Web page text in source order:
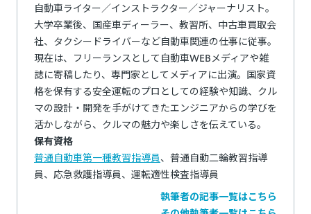
自動車ライター／インストラクター／ジャーナリスト。
大学卒業後、国産車ディーラー、教習所、中古車買取会
社、タクシードライバーなど自動車関連の仕事に従事。
現在は、フリーランスとして自動車WEBメディアや雑
誌に寄稿したり、専門家としてメディアに出演。国家資
格を保有する安全運転のプロとしての経験や知識、クル
マの設計・開発を手がけてきたエンジニアからの学びを
活かしながら、クルマの魅力や楽しさを伝えている。
保有資格
普通自動車第一種教習指導員、普通自動二輪教習指導
員、応急救護指導員、運転適性検査指導員
執筆者の記事一覧はこちら